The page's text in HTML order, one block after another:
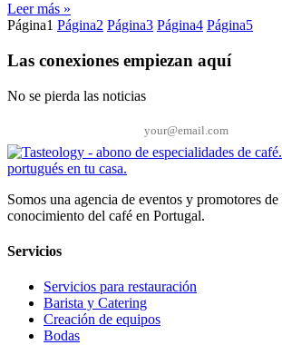
Leer más »
Página1 Página2 Página3 Página4 Página5
Las conexiones empiezan aquí
No se pierda las noticias
Somos una agencia de eventos y promotores
conocimiento del café en Portugal.
Servicios
Servicios para restauración
Barista y Catering
Creación de equipos
Bodas